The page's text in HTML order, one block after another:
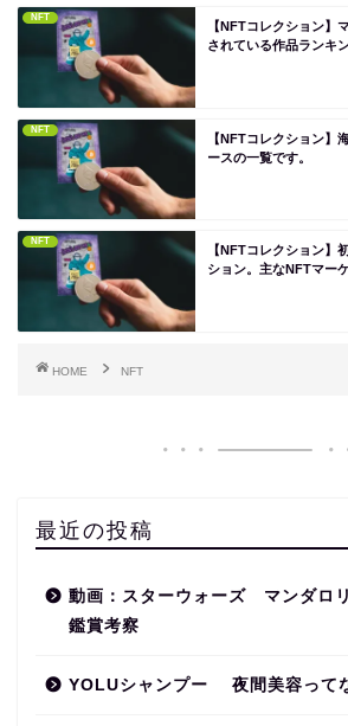
NFT
【NFTコレクション】
されている作品ランキ
NFT
【NFTコレクション】
ースの一覧です。
NFT
【NFTコレクション】
ション。主なNFTマー
HOME NFT
最近の投稿
動画：スターウォーズ マンダロ
鑑賞考察
YOLUシャンプー 夜間美容って